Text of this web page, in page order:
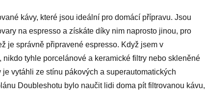
kávy, které jsou ideální pro domácí přípravu. Jsou
na espresso a získáte díky nim naprosto jinou, pro
je správně připravené espresso. Když jsem v
tyhle porcelánové a keramické filtry nebo skleněné
vytáhli ze stínu pákových a superautomatických
Doubleshotu bylo naučit lidi doma pít filtrovanou kávu,